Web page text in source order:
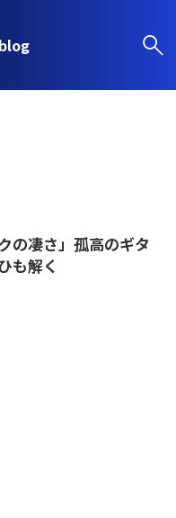
の凄さ」孤高のギタ
も解く